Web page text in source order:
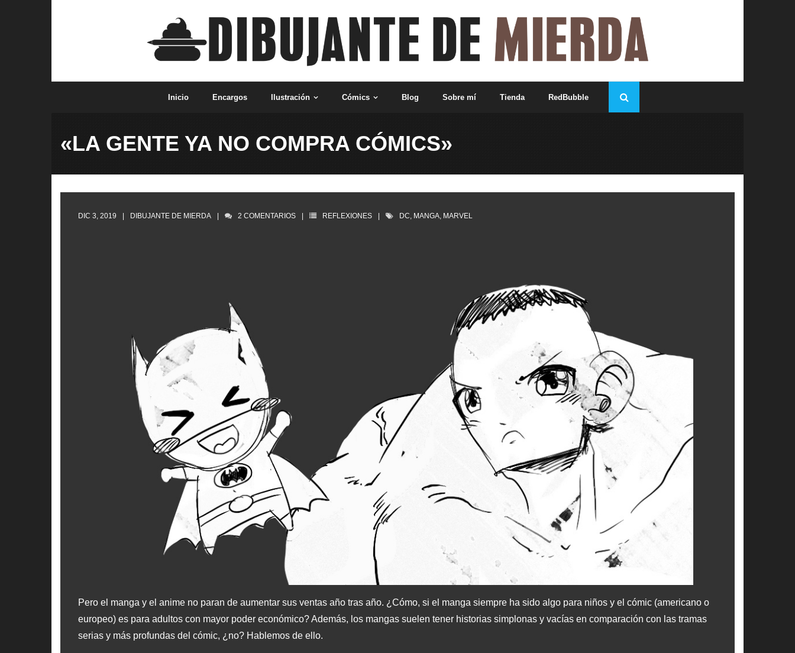
Inicio Encargos Ilustración Cómics Blog Sobre mí Tienda RedBubble
«LA GENTE YA NO COMPRA CÓMICS»
DIC 3, 2019 DIBUJANTE DE MIERDA 2 COMENTARIOS REFLEXIONES DC, MANGA, MARVEL
Pero el manga y el anime no paran de aumentar sus ventas año tras año. ¿Cómo, si el manga siempre ha sido algo para niños y el cómic (americano o
europeo) es para adultos con mayor poder económico? Además, los mangas suelen tener historias simplonas y vacías en comparación con las tramas
serias y más profundas del cómic, ¿no? Hablemos de ello.